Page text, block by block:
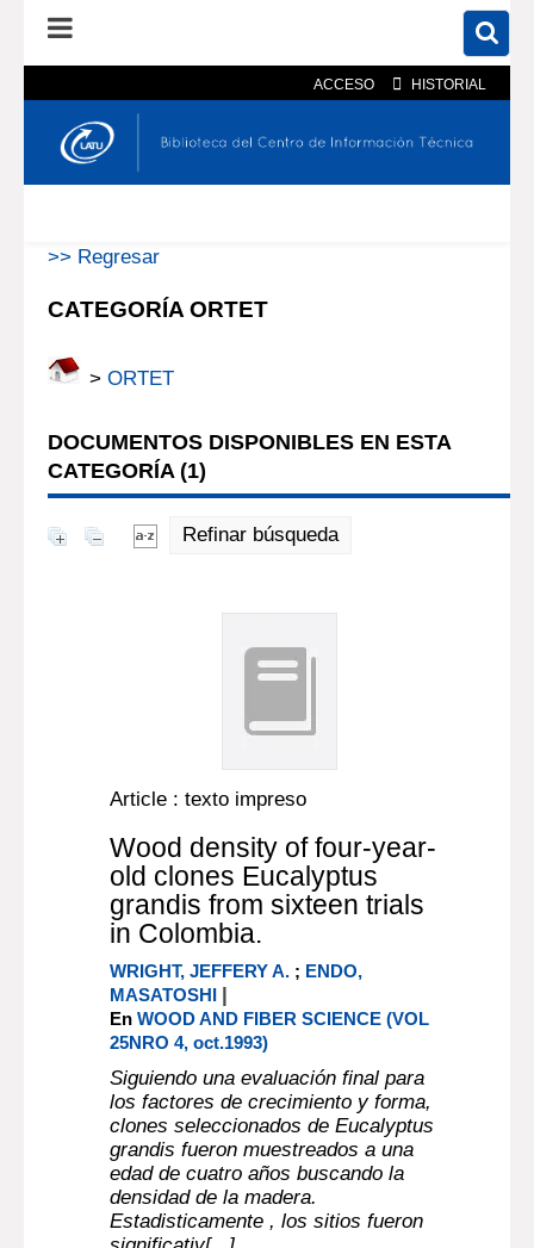
ACCESO HISTORIAL
En el catálogo En el sitio
>> Regresar
CATEGORÍA ORTET
> ORTET
DOCUMENTOS DISPONIBLES EN ESTA
CATEGORÍA (1)
Refinar búsqueda
Article : texto impreso
Wood density of four-year-
old clones Eucalyptus
grandis from sixteen trials
in Colombia.
WRIGHT, JEFFERY A. ; ENDO,
MASATOSHI |
EnWOOD AND FIBER SCIENCE (VOL
25NRO 4, oct.1993)
Siguiendo una evaluación final para
los factores de crecimiento y forma,
clones seleccionados de Eucalyptus
grandis fueron muestreados a una
edad de cuatro años buscando la
densidad de la madera.
Estadisticamente , los sitios fueron